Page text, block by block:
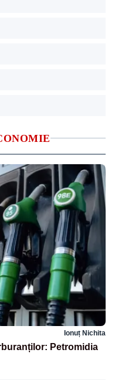
Ionuț Nichita
Petromidia